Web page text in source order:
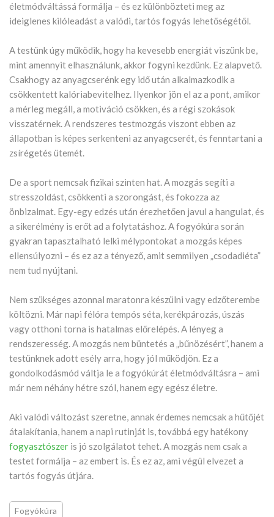
életmódváltássá formálja – és ez különbözteti meg az
ideiglenes kilóleadást a valódi, tartós fogyás lehetőségétől.
A testünk úgy működik, hogy ha kevesebb energiát viszünk be,
mint amennyit elhasználunk, akkor fogyni kezdünk. Ez alapvető.
Csakhogy az anyagcserénk egy idő után alkalmazkodik a
csökkentett kalóriabevitelhez. Ilyenkor jön el az a pont, amikor
a mérleg megáll, a motiváció csökken, és a régi szokások
visszatérnek. A rendszeres testmozgás viszont ebben az
állapotban is képes serkenteni az anyagcserét, és fenntartani a
zsírégetés ütemét.
De a sport nemcsak fizikai szinten hat. A mozgás segíti a
stresszoldást, csökkenti a szorongást, és fokozza az
önbizalmat. Egy-egy edzés után érezhetően javul a hangulat, és
a sikerélmény is erőt ad a folytatáshoz. A fogyókúra során
gyakran tapasztalható lelki mélypontokat a mozgás képes
ellensúlyozni – és ez az a tényező, amit semmilyen „csodadiéta”
nem tud nyújtani.
Nem szükséges azonnal maratonra készülni vagy edzőterembe
költözni. Már napi félóra tempós séta, kerékpározás, úszás
vagy otthoni torna is hatalmas előrelépés. A lényeg a
rendszeresség. A mozgás nem büntetés a „bűnözésért”, hanem a
testünknek adott esély arra, hogy jól működjön. Ez a
gondolkodásmód váltja le a fogyókúrát életmódváltásra – ami
már nem néhány hétre szól, hanem egy egész életre.
Aki valódi változást szeretne, annak érdemes nemcsak a hűtőjét
átalakítania, hanem a napi rutinját is, továbbá egy hatékony
fogyasztószer is jó szolgálatot tehet. A mozgás nem csak a
testet formálja – az embert is. És ez az, ami végül elvezet a
tartós fogyás útjára.
Fogyókúra